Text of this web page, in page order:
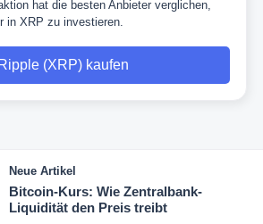
hat die besten Anbieter verglichen,
in XRP zu investieren.
Ripple (XRP) kaufen
Neue Artikel
Bitcoin-Kurs: Wie Zentralbank-
Liquidität den Preis treibt